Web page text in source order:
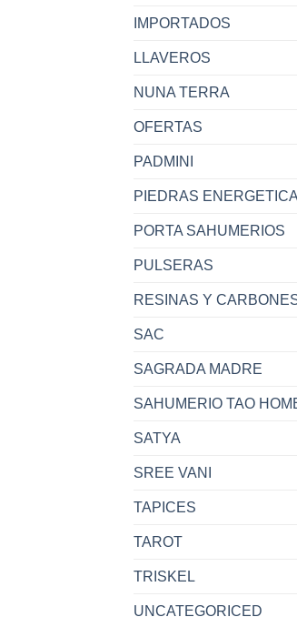
IMPORTADOS
LLAVEROS
NUNA TERRA
OFERTAS
PADMINI
PIEDRAS
PORTA SAHUMERIOS
PULSERAS
RESINAS Y
SAC
SAGRADA MADRE
SAHUMERIO TAO
SATYA
SREE VANI
TAPICES
TAROT
TRISKEL
UNCATEGORICED